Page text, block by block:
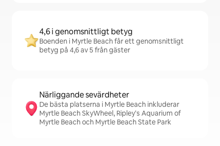
4,6 i genomsnittligt betyg
Boenden i Myrtle Beach får ett genomsnittligt
betyg på 4,6 av 5 från gäster
Närliggande sevärdheter
De bästa platserna i Myrtle Beach inkluderar
Myrtle Beach SkyWheel, Ripley's Aquarium of
Myrtle Beach och Myrtle Beach State Park